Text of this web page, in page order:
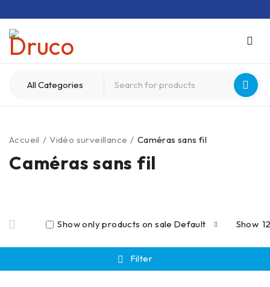
Caméras sans fil
Accueil / Vidéo surveillance / Caméras sans fil
Default
Show only products on sale Show
Filter